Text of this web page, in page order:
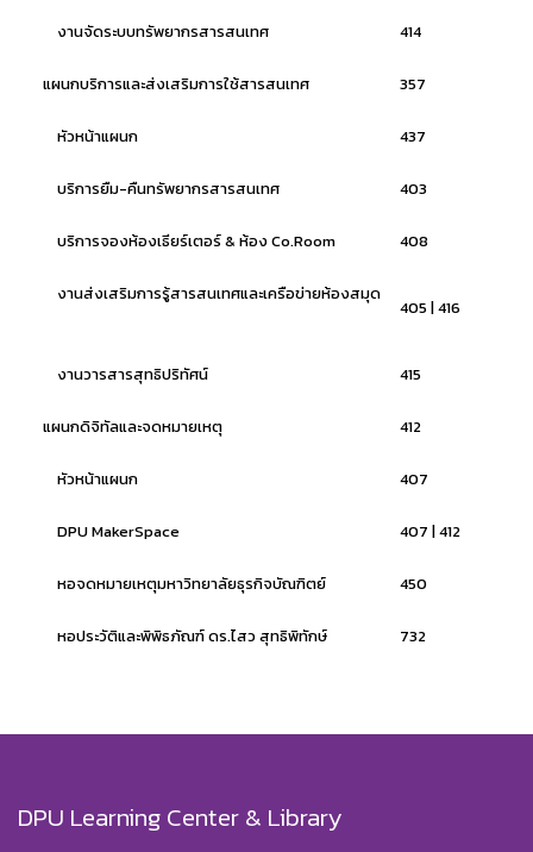
งานจัดระบบทรัพยากรสารสนเทศ 414
แผนกบริการและส่งเสริมการใช้สารสนเทศ 357
หัวหน้าแผนก 437
บริการยืม-คืนทรัพยากรสารสนเทศ 403
บริการจองห้องเธียร์เตอร์ & ห้อง Co.Room 408
งานส่งเสริมการรู้สารสนเทศและเครือข่ายห้องสมุด
405 | 416
งานวารสารสุทธิปริทัศน์ 415
แผนกดิจิทัลและจดหมายเหตุ 412
หัวหน้าแผนก 407
DPU MakerSpace 407 | 412
หอจดหมายเหตุมหาวิทยาลัยธุรกิจบัณฑิตย์ 450
หอประวัติและพิพิธภัณฑ์ ดร.ไสว สุทธิพิทักษ์ 732
DPU Learning Center & Library